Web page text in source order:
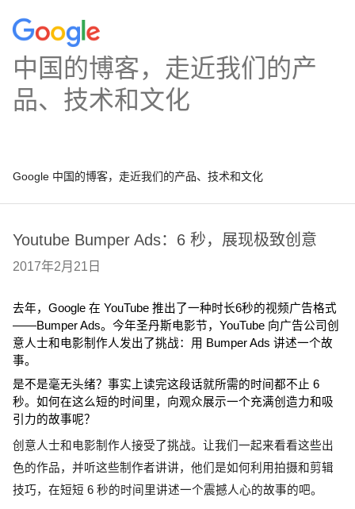
中国的博客，走近我们的产
品、技术和文化
Google 中国的博客，走近我们的产品、技术和文化
Youtube Bumper Ads：6 秒，展现极致创意
2017年2月21日
去年，Google 在 YouTube 推出了一种时长6秒的视频广告格式
——Bumper Ads。今年圣丹斯电影节，YouTube 向广告公司创
意人士和电影制作人发出了挑战：用 Bumper Ads 讲述一个故
事。
是不是毫无头绪？事实上读完这段话就所需的时间都不止 6
秒。如何在这么短的时间里，向观众展示一个充满创造力和吸
引力的故事呢？
创意人士和电影制作人接受了挑战。让我们一起来看看这些出
色的作品，并听这些制作者讲讲，他们是如何利用拍摄和剪辑
技巧，在短短 6 秒的时间里讲述一个震撼人心的故事的吧。